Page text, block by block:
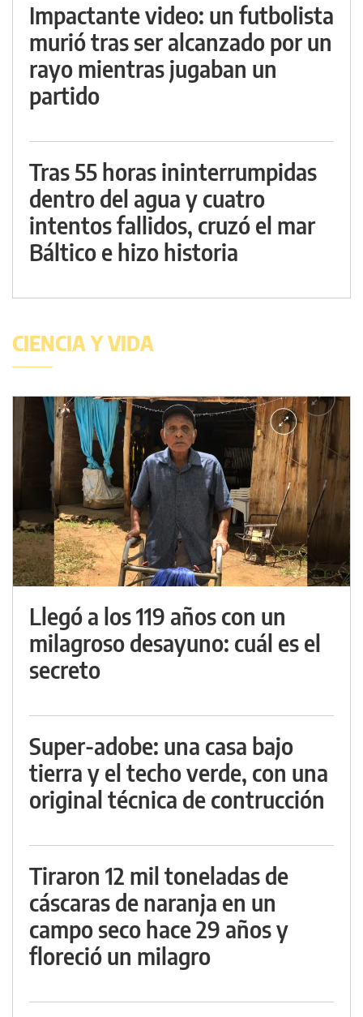
Impactante video: un futbolista
murió tras ser alcanzado por un
rayo mientras jugaban un
partido
Tras 55 horas ininterrumpidas
dentro del agua y cuatro
intentos fallidos, cruzó el mar
Báltico e hizo historia
CIENCIA Y VIDA
Llegó a los 119 años con un
milagroso desayuno: cuál es el
secreto
Super-adobe: una casa bajo
tierra y el techo verde, con una
original técnica de contrucción
Tiraron 12 mil toneladas de
cáscaras de naranja en un
campo seco hace 29 años y
floreció un milagro